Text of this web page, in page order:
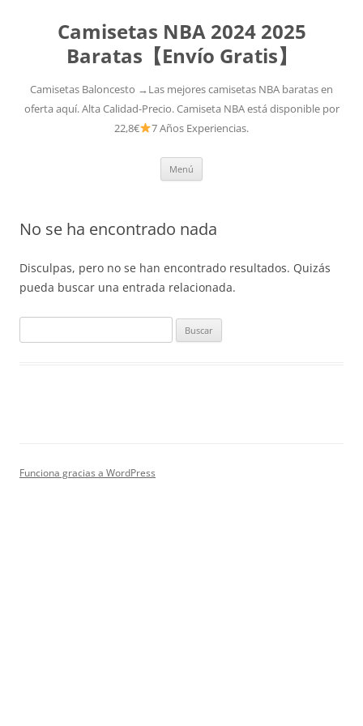
Camisetas NBA 2024 2025
Baratas【Envío Gratis】
Camisetas Baloncesto →Las mejores camisetas NBA baratas en
oferta aquí. Alta Calidad-Precio. Camiseta NBA está disponible por
22,8€
7 Años Experiencias.
Menú
No se ha encontrado nada
Disculpas, pero no se han encontrado resultados. Quizás
pueda buscar una entrada relacionada.
Funciona gracias a WordPress